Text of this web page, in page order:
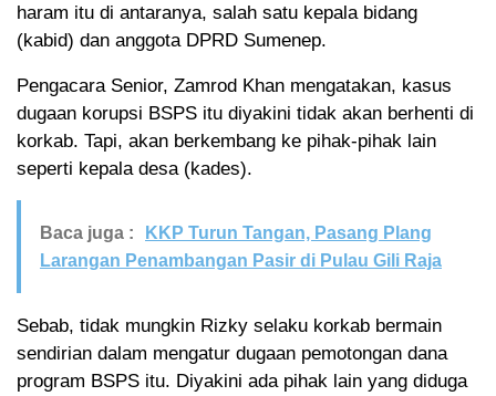
haram itu di antaranya, salah satu kepala bidang
(kabid) dan anggota DPRD Sumenep.
Pengacara Senior, Zamrod Khan mengatakan, kasus
dugaan korupsi BSPS itu diyakini tidak akan berhenti di
korkab. Tapi, akan berkembang ke pihak-pihak lain
seperti kepala desa (kades).
Baca juga :
KKP Turun Tangan, Pasang Plang
Larangan Penambangan Pasir di Pulau Gili Raja
Sebab, tidak mungkin Rizky selaku korkab bermain
sendirian dalam mengatur dugaan pemotongan dana
program BSPS itu. Diyakini ada pihak lain yang diduga